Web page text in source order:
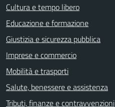
Cultura e tempo libero
Educazione e formazione
Giustizia e sicurezza pubblica
Imprese e commercio
Mobilità e trasporti
Salute, benessere e assistenza
Tributi, finanze e contravvenzioni